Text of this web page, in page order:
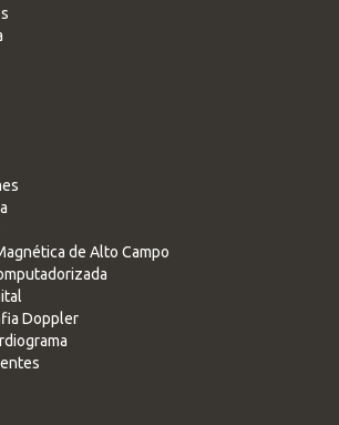
de Alto Campo
Doppler